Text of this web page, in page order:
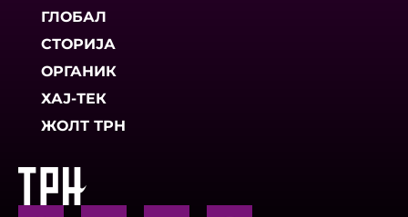
ГЛОБАЛ
СТОРИЈА
ОРГАНИК
ХАЈ-ТЕК
ЖОЛТ ТРН